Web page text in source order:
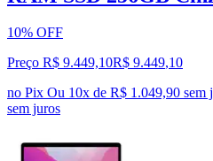
10% OFF
Preço R$ 9.449,10R$ 9.449,10
no Pix Ou 10x de R$ 1.049,90 sem
sem juros